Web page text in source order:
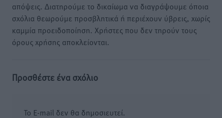
απόψεις. Διατηρούμε το δικαίωμα να διαγράψουμε όποια
σχόλια θεωρούμε προσβλητικά ή περιέχουν ύβρεις, χωρίς
καμμία προειδοποίηση. Χρήστες που δεν τηρούν τους
όρους χρήσης αποκλείονται.
Προσθέστε ένα σχόλιο
Το E-mail δεν θα δημοσιευτεί.